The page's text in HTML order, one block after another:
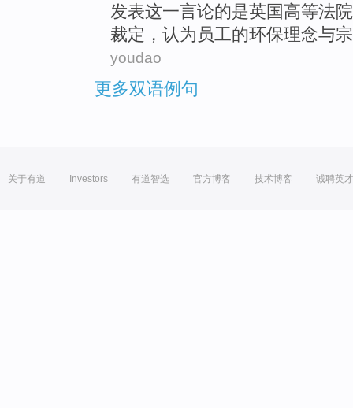
发表这一言论的是英国 高等法院
裁定 ， 认为 员工的环保理念与
youdao
更多双语例句
关于有道 Investors 有道智选 官方博客 技术博客 诚聘英才